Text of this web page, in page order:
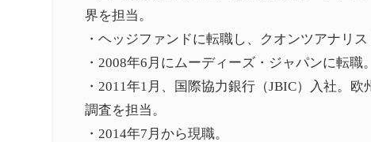
界を担当。
・ヘッジファンドに転職し、クオンツアナリ
・2008年6月にムーディーズ・ジャパンに転
・2011年1月、国際協力銀行（JBIC）入社。
調査を担当。
・2014年7月から現職。